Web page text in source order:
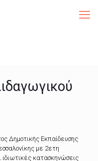
Δημοτικής Εκπαίδευσης
με 2ετη
ιδιωτικές κατασκηνώσεις